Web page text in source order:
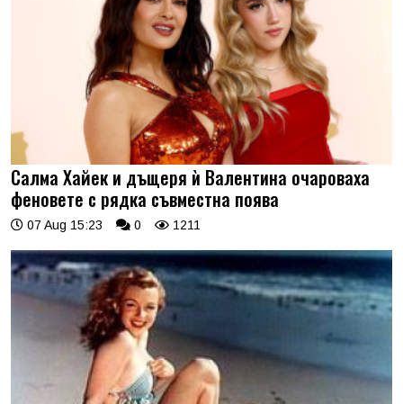
Салма Хайек и дъщеря ѝ Валентина очароваха
феновете с рядка съвместна поява
07 Aug 15:23 0 1211